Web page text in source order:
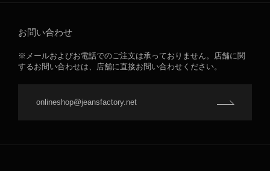
お問い合わせ
※メールおよびお電話でのご注文は承っておりません。店舗に関
するお問い合わせは、店舗に直接お問い合わせください。
onlineshop@jeansfactory.net